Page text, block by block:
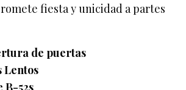
fiesta y unicidad a partes
de puertas
Lentos
B-52s